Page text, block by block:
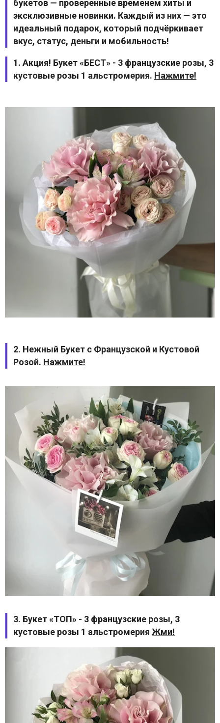
букетов — проверенные временем хиты и
эксклюзивные новинки. Каждый из них — это
идеальный подарок, который подчёркивает
вкус, статус, деньги и мобильность!
1. Акция! Букет «БЕСТ» - 3 французские розы, 3
кустовые розы 1 альстромерия. Нажмите!
2. Нежный Букет с Французской и Кустовой
Розой. Нажмите!
3. Букет «ТОП» - 3 французские розы, 3
кустовые розы 1 альстромерия Жми!